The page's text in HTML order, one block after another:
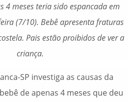
4 meses teria sido espancada em
(7/10). Bebê apresenta fraturas
Pais estão proibidos de ver a
criança.
SP investiga as causas da
de apenas 4 meses que deu